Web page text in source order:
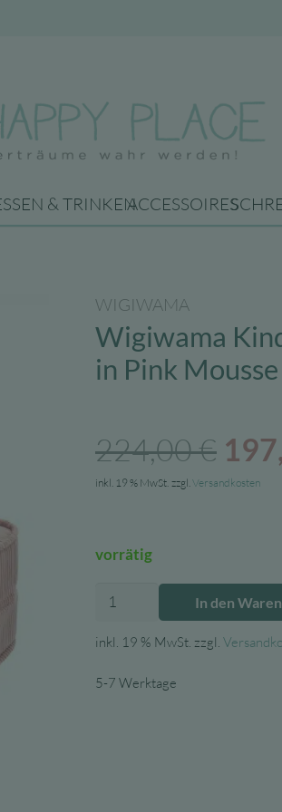
& TRINKENACCESSOIRES
WIGIWAMA
Wigiwama
in Pink Mousse
224,00€
Preis
inkl. 19 % MwSt. zzgl. Versandkosten
vorrätig
Wigiwama
Klappsessel
Cord
In den
inkl. 19 % MwSt. zzgl.
5-7 Werktage